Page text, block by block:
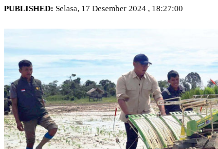
PUBLISHED: Selasa, 17 Desember 2024 , 18:27:00